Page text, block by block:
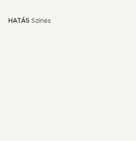
HATÁS Színes